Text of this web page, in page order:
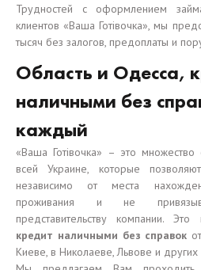
Трудностей с оформлением
клиентов «Ваша Готівочка», мы
тысяч без залогов, предоплаты и
Область и Одесса,
наличными без
каждый
«Ваша Готівочка» – это
всей Украине, которые
независимо от места
проживания и не
представительству компании.
кредит наличными без справок
Киеве, в Николаеве, Львове и